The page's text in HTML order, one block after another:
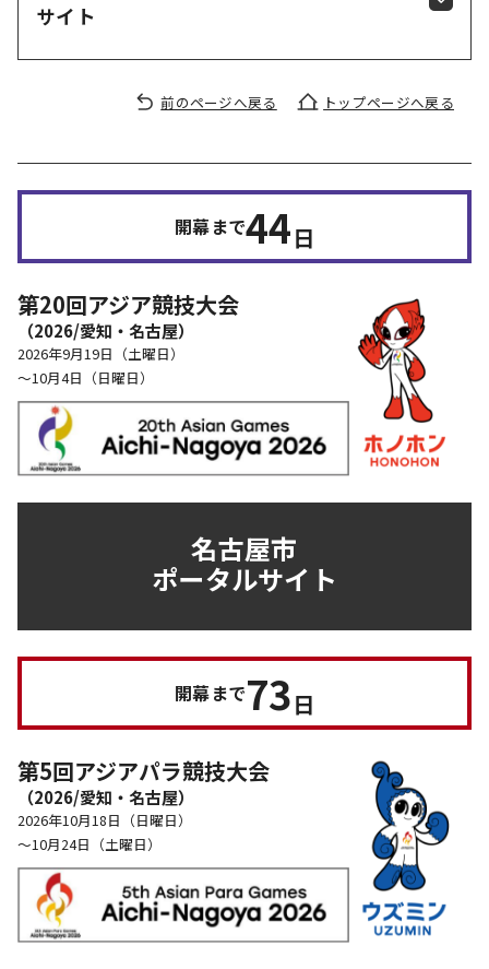
サイト
前のページへ戻る トップページへ戻る
名古屋市
ポータルサイト
開幕まで44日
第20回アジア競技大会
（2026/愛知・名古屋）
2026年9月19日（土曜日）
～10月4日（日曜日）
開幕まで73日
第5回アジアパラ競技大会
（2026/愛知・名古屋）
2026年10月18日（日曜日）
～10月24日（土曜日）